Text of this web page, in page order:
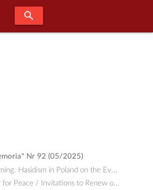
search
Nr 92 (05/2025)
Hasidism in Poland on the Ev...
for Peace / Invitations to Renew o...